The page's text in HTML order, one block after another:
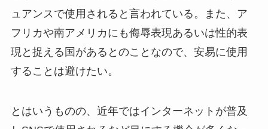
ュアンスで使用されると言われている。また、ア
フリカや南アメリカにも侮辱表現あるいは性的表
現と捉える国があるとのことなので、安易に使用
することは避けたい。
とはいうものの、近年ではインターネットが普及